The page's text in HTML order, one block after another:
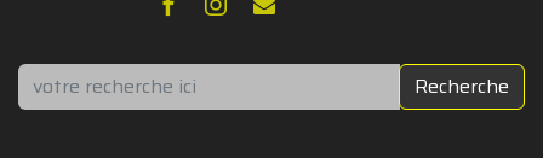
Rechercher Recherche